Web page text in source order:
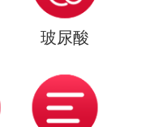
玻尿酸